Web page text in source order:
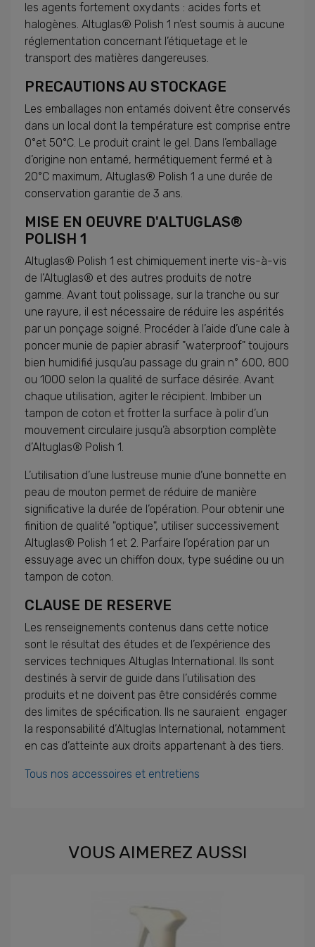
les agents fortement oxydants : acides forts et
halogènes. Altuglas® Polish 1 n’est soumis à aucune
réglementation concernant l’étiquetage et le
transport des matières dangereuses.
PRECAUTIONS AU STOCKAGE
Les emballages non entamés doivent être conservés
dans un local dont la température est comprise entre
0°et 50°C. Le produit craint le gel. Dans l’emballage
d’origine non entamé, hermétiquement fermé et à
20°C maximum, Altuglas® Polish 1 a une durée de
conservation garantie de 3 ans.
MISE EN OEUVRE D'ALTUGLAS®
POLISH 1
Altuglas® Polish 1 est chimiquement inerte vis-à-vis
de l’Altuglas® et des autres produits de notre
gamme. Avant tout polissage, sur la tranche ou sur
une rayure, il est nécessaire de réduire les aspérités
par un ponçage soigné. Procéder à l’aide d’une cale à
poncer munie de papier abrasif "waterproof" toujours
bien humidifié jusqu’au passage du grain n° 600, 800
ou 1000 selon la qualité de surface désirée. Avant
chaque utilisation, agiter le récipient. Imbiber un
tampon de coton et frotter la surface à polir d’un
mouvement circulaire jusqu’à absorption complète
d’Altuglas® Polish 1.
L’utilisation d’une lustreuse munie d’une bonnette en
peau de mouton permet de réduire de manière
significative la durée de l’opération. Pour obtenir une
finition de qualité "optique", utiliser successivement
Altuglas® Polish 1 et 2. Parfaire l’opération par un
essuyage avec un chiffon doux, type suédine ou un
tampon de coton.
CLAUSE DE RESERVE
Les renseignements contenus dans cette notice
sont le résultat des études et de l’expérience des
services techniques Altuglas International. Ils sont
destinés à servir de guide dans l’utilisation des
produits et ne doivent pas être considérés comme
des limites de spécification. Ils ne sauraient engager
la responsabilité d’Altuglas International, notamment
en cas d’atteinte aux droits appartenant à des tiers.
Tous nos accessoires et entretiens
VOUS AIMEREZ AUSSI